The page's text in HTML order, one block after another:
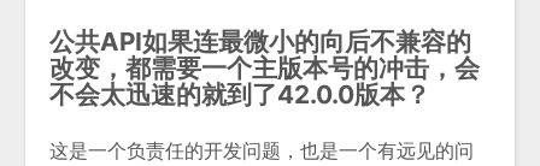
公共API如果连最微小的向后不兼容的
改变，都需要一个主版本号的冲击，会
不会太迅速的就到了42.0.0版本？
这是一个负责任的开发问题，也是一个有远见的问